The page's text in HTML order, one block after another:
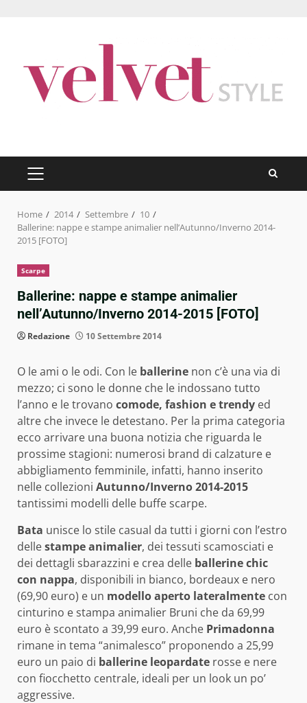
PRIMARY
MENU
Home 2014 Settembre
10
Ballerine: nappe e stampe animalier nell’Autunno/Inverno 2014-
2015 [FOTO]
Scarpe
Ballerine: nappe e stampe animalier
nell’Autunno/Inverno 2014-2015 [FOTO]
Redazione 10 Settembre 2014
O le ami o le odi. Con le ballerine non c’è una via di
mezzo; ci sono le donne che le indossano tutto
l’anno e le trovano comode, fashion e trendy ed
altre che invece le detestano. Per la prima categoria
ecco arrivare una buona notizia che riguarda le
prossime stagioni: numerosi brand di calzature e
abbigliamento femminile, infatti, hanno inserito
nelle collezioni Autunno/Inverno 2014-2015
tantissimi modelli delle buffe scarpe.
Bata unisce lo stile casual da tutti i giorni con l’estro
dellestampe animalier, dei tessuti scamosciati e
dei dettagli sbarazzini e crea delle ballerine chic
con nappa, disponibili in bianco, bordeaux e nero
(69,90 euro) e un modello aperto lateralmente con
cinturino e stampa animalier Bruni che da 69,99
euro è scontato a 39,99 euro. Anche Primadonna
rimane in tema “animalesco” proponendo a 25,99
euro un paio di ballerine leopardate rosse e nere
con fiocchetto centrale, ideali per un look un po’
aggressive.